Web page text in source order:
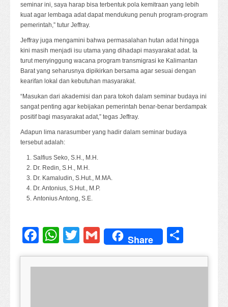
seminar ini, saya harap bisa terbentuk pola kemitraan yang lebih
kuat agar lembaga adat dapat mendukung penuh program-program
pemerintah,” tutur Jeffray.
Jeffray juga mengamini bahwa permasalahan hutan adat hingga
kini masih menjadi isu utama yang dihadapi masyarakat adat. Ia
turut menyinggung wacana program transmigrasi ke Kalimantan
Barat yang seharusnya dipikirkan bersama agar sesuai dengan
kearifan lokal dan kebutuhan masyarakat.
“Masukan dari akademisi dan para tokoh dalam seminar budaya ini
sangat penting agar kebijakan pemerintah benar-benar berdampak
positif bagi masyarakat adat,” tegas Jeffray.
Adapun lima narasumber yang hadir dalam seminar budaya
tersebut adalah:
Salfius Seko, S.H., M.H.
Dr. Redin, S.H., M.H.
Dr. Kamaludin, S.Hut., M.MA.
Dr. Antonius, S.Hut., M.P.
Antonius Antong, S.E.
Facebook
WhatsApp
TwitterGmail
Share